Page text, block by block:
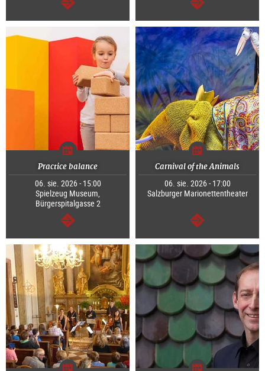
dalej dalej
Practice balance
06. sie. 2026 - 15:00
Spielzeug Museum,
Bürgerspitalgasse 2
dalej
Carnival of the Animals
06. sie. 2026 - 17:00
Salzburger Marionettentheater
dalej